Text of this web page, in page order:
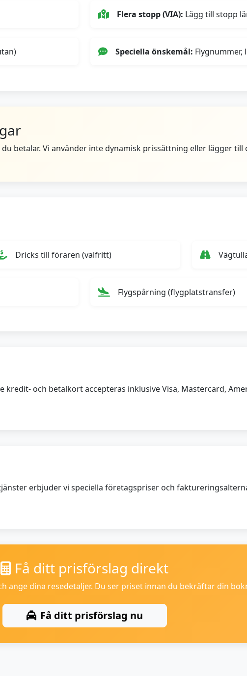
Flera stopp (VIA): Lägg till stopp
Speciella önskemål:
betalar. Vi använder inte dynamisk prissättning eller lägger
Dricks till föraren (valfritt)
Flygspårning (flygplatstransfer)
och betalkort accepteras inklusive Visa, Mastercard,
erbjuder vi speciella företagspriser och
Få ditt prisförslag direkt
ange dina resedetaljer. Du ser priset innan du bekräftar din
Få ditt prisförslag nu